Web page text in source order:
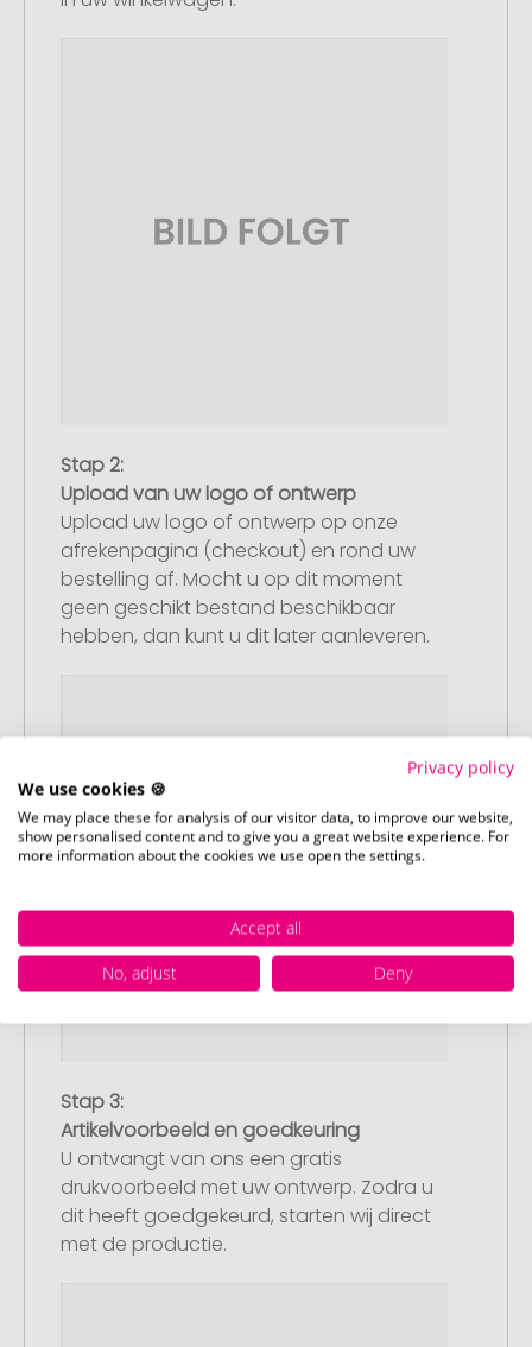
Stap 2:
Upload van uw logo of ontwerp
Upload uw logo of ontwerp op onze
afrekenpagina (checkout) en rond uw
bestelling af. Mocht u op dit moment
geen geschikt bestand beschikbaar
hebben, dan kunt u dit later aanleveren.
Stap 3:
Artikelvoorbeeld en goedkeuring
U ontvangt van ons een gratis
drukvoorbeeld met uw ontwerp. Zodra u
dit heeft goedgekeurd, starten wij direct
met de productie.
Privacy policy
We use cookies 🍪
We may place these for analysis of our visitor data, to improve our website,
show personalised content and to give you a great website experience. For
more information about the cookies we use open the settings.
Accept all
No, adjust
Deny